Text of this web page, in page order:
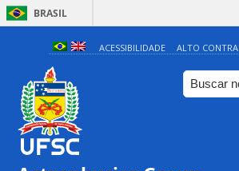
BRASIL
ACESSIBILIDADE ALTO